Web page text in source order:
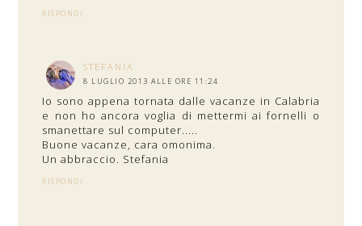
RISPONDI
STEFANIA
8 LUGLIO 2013 ALLE ORE 11:24
Io sono appena tornata dalle vacanze in Calabria
e non ho ancora voglia di mettermi ai fornelli o
smanettare sul computer.....
Buone vacanze, cara omonima.
Un abbraccio. Stefania
RISPONDI